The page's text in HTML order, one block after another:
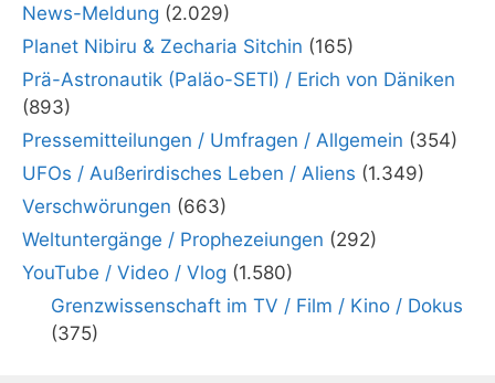
News-Meldung (2.029)
Planet Nibiru & Zecharia Sitchin (165)
Prä-Astronautik (Paläo-SETI) / Erich von Däniken
(893)
Pressemitteilungen / Umfragen / Allgemein (354)
UFOs / Außerirdisches Leben / Aliens (1.349)
Verschwörungen (663)
Weltuntergänge / Prophezeiungen (292)
YouTube / Video / Vlog (1.580)
Grenzwissenschaft im TV / Film / Kino / Dokus
(375)